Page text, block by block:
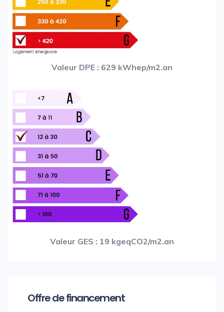
Valeur DPE : 629 kWhep/m2.an
Valeur GES : 19 kgeqCO2/m2.an
Offre de financement